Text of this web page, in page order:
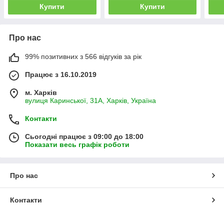
Купити Купити
Про нас
99% позитивних з 566 відгуків за рік
Працює з 16.10.2019
м. Харків
вулиця Каринської, 31А, Харків, Україна
Контакти
Сьогодні працює з 09:00 до 18:00
Показати весь графік роботи
Про нас
Контакти